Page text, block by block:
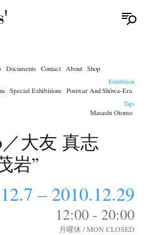
Documents Contact About Shop
Exhibition
Special Exhibitions Postwar And Shōwa-Era
Tags
Masashi Otomo
／大友 真志
岩”
– 2010.12.29
12:00 - 20:00
月曜休 / MON CLOSED